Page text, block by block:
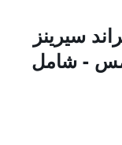
سيرينز
- شامل